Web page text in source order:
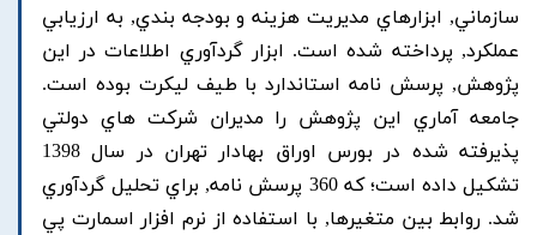
سازماني, ابزارهاي مديريت هزينه و بودجه بندي, به ارزيابي
عملکرد, پرداخته شده است. ابزار گردآوري اطلاعات در اين
پژوهش, پرسش نامه استاندارد با طيف ليکرت بوده است.
جامعه آماري اين پژوهش را مديران شرکت هاي دولتي
پذيرفته شده در بورس اوراق بهادار تهران در سال 1398
تشکيل داده است؛ که 360 پرسش نامه, براي تحليل گردآوري
شد. روابط بين متغيرها, با استفاده از نرم افزار اسمارت پي